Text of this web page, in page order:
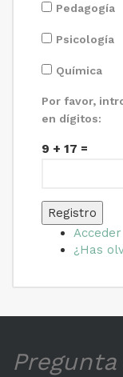
Pedagogía
Psicología
Química
Por favor,
en dígitos:
9 + 17 =
Registro
Acceder
¿Has